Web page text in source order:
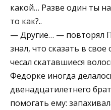
какой… Разве один ты
то как?..
— Другие… — повторял
знал, что сказать в
чесал скатавшиеся
Федорке иногда
двенадцатилетнего
помогать ему: